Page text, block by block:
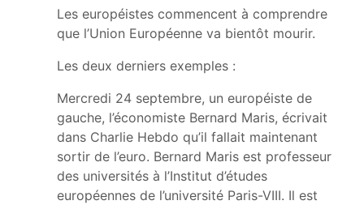
Les européistes commencent à comprendre
que l’Union Européenne va bientôt mourir.
Les deux derniers exemples :
Mercredi 24 septembre, un européiste de
gauche, l’économiste Bernard Maris, écrivait
dans Charlie Hebdo qu’il fallait maintenant
sortir de l’euro. Bernard Maris est professeur
des universités à l’Institut d’études
européennes de l’université Paris-VIII. Il est